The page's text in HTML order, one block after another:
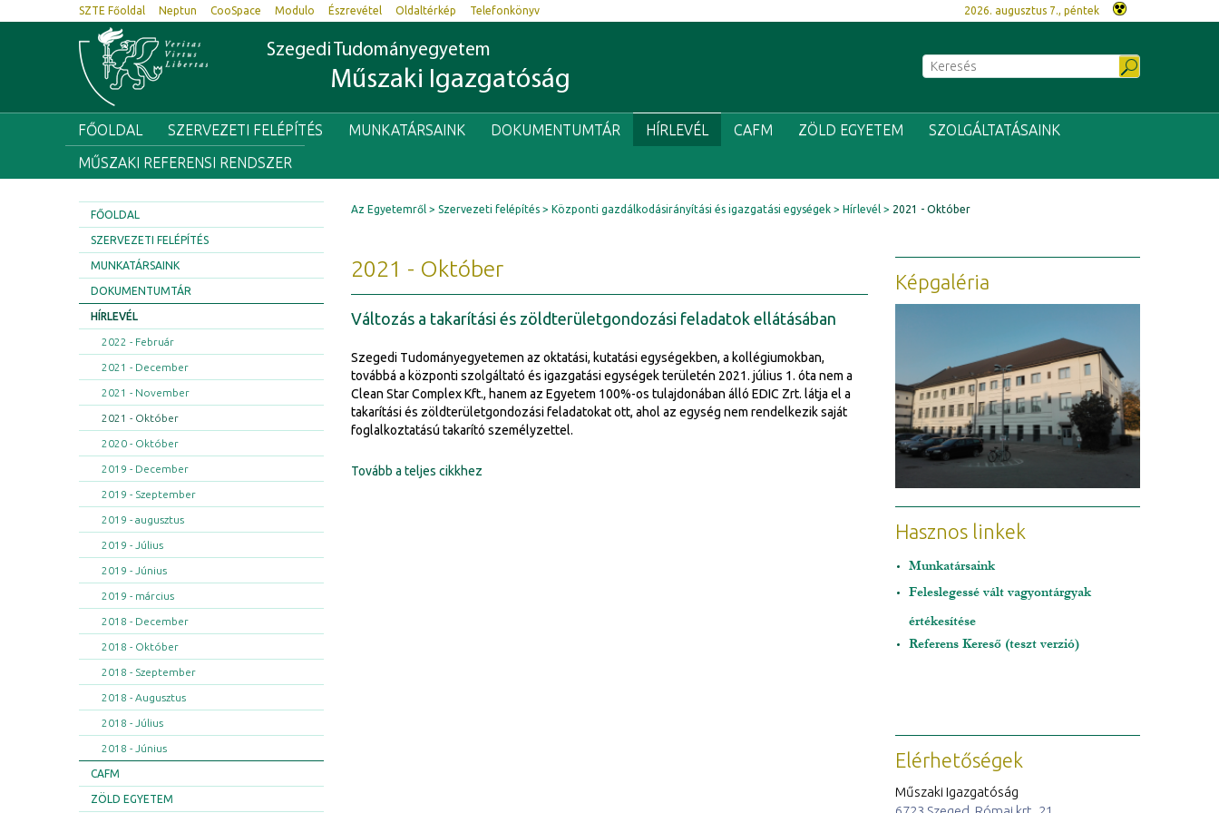
SZTE Főoldal Neptun CooSpace Modulo Észrevétel Oldaltérkép Telefonkönyv 2026. augusztus 7., péntek
Szegedi Tudományegyetem
Műszaki Igazgatóság
FŐOLDAL SZERVEZETI FELÉPÍTÉS MUNKATÁRSAINK DOKUMENTUMTÁR HÍRLEVÉL CAFM ZÖLD EGYETEM
SZOLGÁLTATÁSAINK
MŰSZAKI REFERENSI RENDSZER
FŐOLDAL
SZERVEZETI FELÉPÍTÉS
MUNKATÁRSAINK
DOKUMENTUMTÁR
HÍRLEVÉL
2022 - Február
2021 - December
2021 - November
2021 - Október
2020 - Október
2019 - December
2019 - Szeptember
2019 - augusztus
2019 - Július
2019 - Június
2019 - március
2018 - December
2018 - Október
2018 - Szeptember
2018 - Augusztus
2018 - Július
2018 - Június
CAFM
ZÖLD EGYETEM
Az Egyetemről Szervezeti felépítés Központi gazdálkodásirányítási és igazgatási egységek Hírlevél 2021 - Október
2021 - Október
Változás a takarítási és zöldterületgondozási feladatok ellátásában
Szegedi Tudományegyetemen az oktatási, kutatási egységekben, a kollégiumokban,
továbbá a központi szolgáltató és igazgatási egységek területén 2021. július 1. óta nem a
Clean Star Complex Kft., hanem az Egyetem 100%-os tulajdonában álló EDIC Zrt. látja el a
takarítási és zöldterületgondozási feladatokat ott, ahol az egység nem rendelkezik saját
foglalkoztatású takarító személyzettel.
Tovább a teljes cikkhez
Képgaléria
Hasznos linkek
Munkatársaink
Feleslegessé vált vagyontárgyak
értékesítése
Referens Kereső (teszt verzió)
Elérhetőségek
Műszaki Igazgatóság